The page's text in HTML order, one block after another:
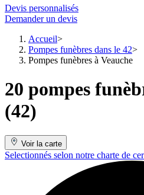
Devis personnalisés
Demander un devis
Accueil
Pompes funèbres dans le 42
Pompes funèbres à Veauche
20 pompes
(42)
Voir la carte
Selectionnés selon notre charte de